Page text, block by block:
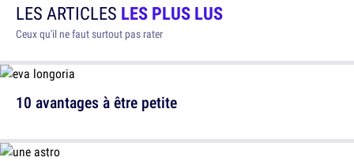
LES ARTICLES LES PLUS LUS
Ceux qu'il ne faut surtout pas rater
10 avantages à être petite